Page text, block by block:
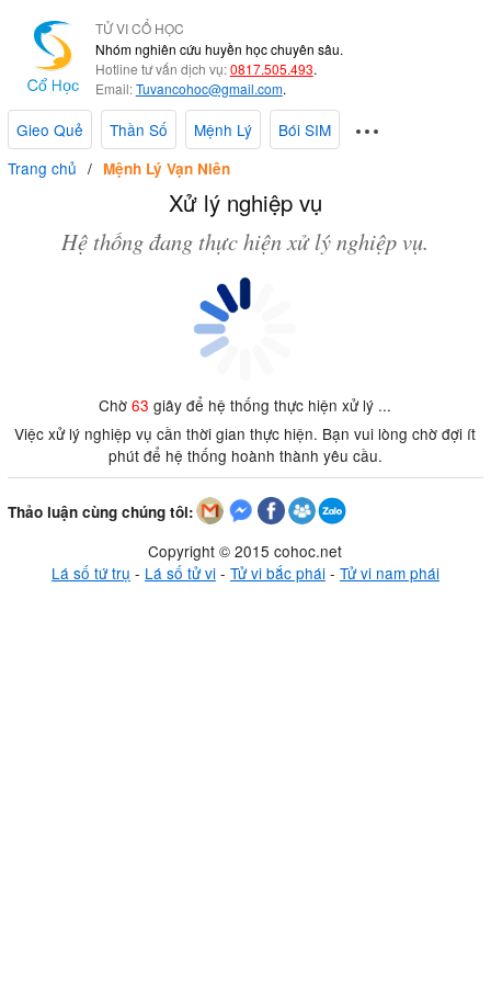
TỬ VI CỔ HỌC
Nhóm nghiên cứu huyền học chuyên sâu.
Hotline tư vấn dịch vụ:0817.505.493.
Email:Tuvancohoc@gmail.com.
Gieo Quẻ Thần Số Mệnh Lý
Bói SIM
Trang chủ
Mệnh Lý Vạn Niên
Xử lý nghiệp vụ
Hệ thống đang thực hiện xử lý nghiệp vụ.
Chờ63 giây để hệ thống thực hiện xử lý ...
Việc xử lý nghiệp vụ cần thời gian thực hiện. Bạn vui lòng chờ đợi ít
phút để hệ thống hoành thành yêu cầu.
Thảo luận cùng chúng tôi:
Copyright © 2015 cohoc.net
Lá số tứ trụ - Lá số tử vi- Tử vi bắc phái- Tử vi nam phái